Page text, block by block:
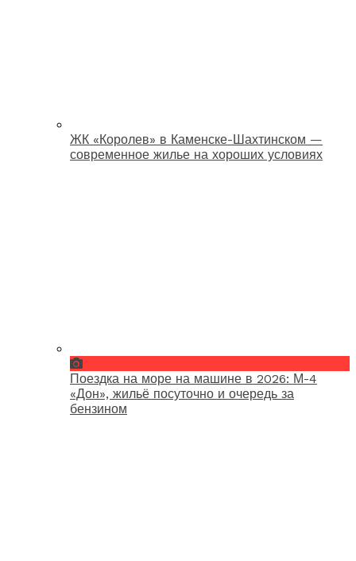
ЖК «Королев» в Каменске-Шахтинском —
современное жилье на хороших условиях
Поездка на море на машине в 2026: М-4
«Дон», жильё посуточно и очередь за
бензином